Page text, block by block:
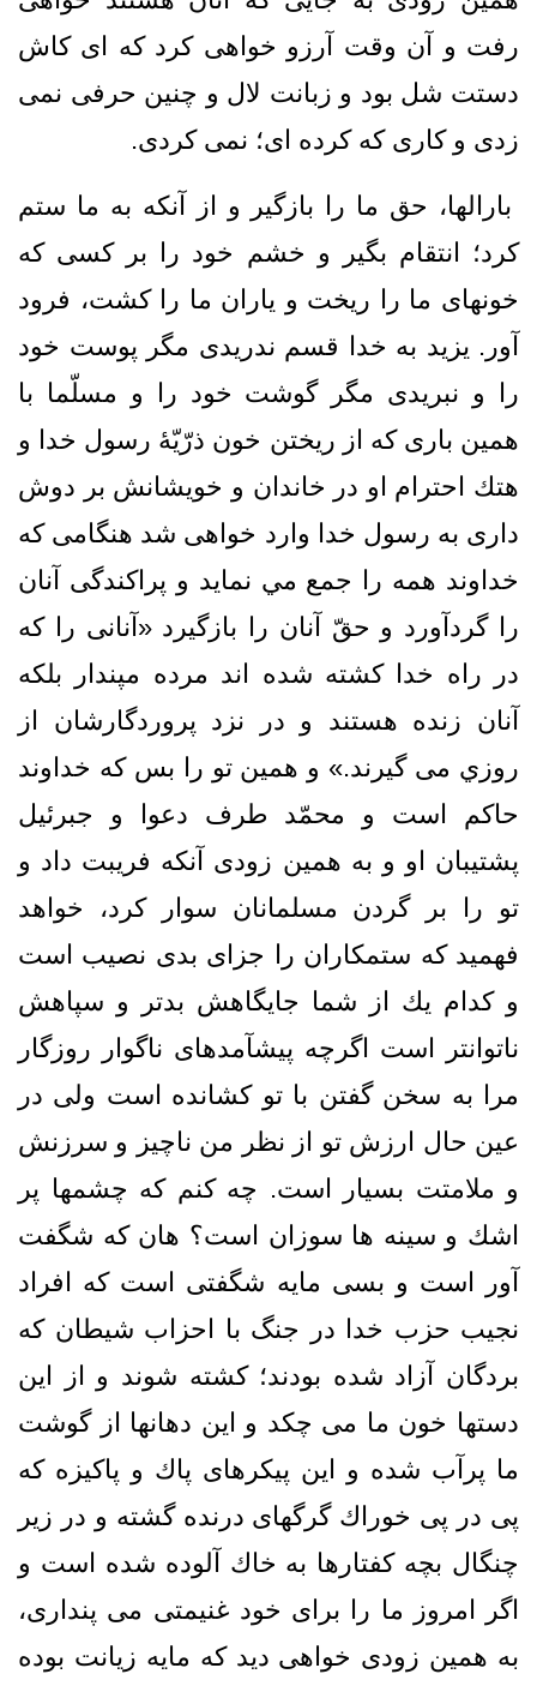
رفت و آن وقت آرزو خواهى كرد كه اى كاش
دستت شل بود و زبانت لال و چنين حرفى نمى
‏زدى و كارى كه كرده ‏اى؛ نمى‏ كردى.
بارالها، حق ما را بازگير و از آنكه به ما ستم
كرد؛ انتقام بگير و خشم خود را بر كسى كه
خونهاى ما را ريخت و ياران ما را كشت، فرود
آور. يزيد به خدا قسم ندريدى مگر پوست خود
را و نبريدى مگر گوشت خود را و مسلّما با
همين بارى كه از ريختن خون ذرّيّۀ رسول خدا و
هتك احترام او در خاندان و خويشانش بر دوش
دارى به رسول خدا وارد خواهى شد هنگامى كه
خداوند همه را جمع مي نمايد و پراكندگى آنان
را گردآورد و حقّ‌ آنان را بازگيرد «آنانى را كه
در راه خدا كشته شده‌ اند مرده مپندار بلكه
آنان زنده هستند و در نزد پروردگارشان از
روزي می گیرند.» و همين تو را بس كه خداوند
حاكم است و محمّد طرف دعوا و جبرئيل
پشتيبان او و به همين زودى آنكه فريبت داد و
تو را بر گردن مسلمانان سوار كرد، خواهد
فهميد كه ستمكاران را جزای بدى نصيب است
و كدام يك از شما جايگاهش بدتر و سپاهش
ناتوانتر است اگرچه پيشآمدهاى ناگوار روزگار
مرا به سخن گفتن با تو كشانده است ولى در
عين حال ارزش تو از نظر من ناچيز و سرزنش
و ملامتت بسيار است. چه كنم كه چشمها پر
اشك و سينه‏ ها سوزان است؟ هان كه شگفت
‏آور است و بسى مايه شگفتى است كه افراد
نجيب حزب خدا در جنگ با احزاب شيطان كه
بردگان آزاد شده بودند؛ كشته شوند و از اين
دستها خون ما مى‏ چكد و اين دهانها از گوشت
ما پرآب شده و اين پيكرهاى پاك و پاكيزه كه
پى ‏در پى خوراك گرگهاى درنده گشته و در زير
چنگال بچه كفتارها به خاك آلوده شده است و
اگر امروز ما را براى خود غنيمتى مى‏ پندارى،
به همين زودى خواهى ديد كه مايه زيانت بوده